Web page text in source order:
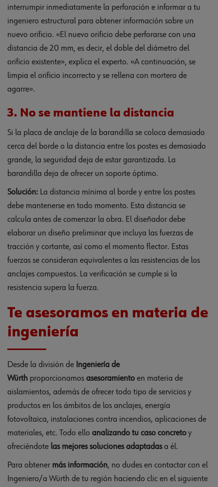
interrumpir inmediatamente la perforación e informar a tu
ingeniero estructural para obtener información sobre un
nuevo orificio. «El nuevo orificio debe perforarse con una
distancia de 20 mm, es decir, el doble del diámetro del
orificio existente», explica el experto. «A continuación, se
limpia el orificio incorrecto y se rellena con mortero de
agarre».
3. No se mantiene la distancia
Si la placa de anclaje de la barandilla se coloca demasiado
cerca del borde o la distancia entre los postes es demasiado
grande, la seguridad deja de estar garantizada. La
barandilla deja de ofrecer un soporte óptimo.
Solución: La distancia mínima al borde y entre los postes
debe mantenerse en todo momento. Esta distancia se
calcula antes de comenzar la obra. El diseñador debe
elaborar un diseño preliminar que incluya las fuerzas de
tracción y cortante, así como el momento flector. Estas
fuerzas se consideran equivalentes a las resistencias de los
anclajes compuestos. La verificación se cumple si la
resistencia supera la fuerza.
Te asesoramos en materia de
ingeniería
Desde la división de Ingeniería de
Würth proporcionamos asesoramiento en materia de
aislamientos, además de ofrecer todo tipo de servicios y
productos en los ámbitos de los anclajes, energía
fotovoltaica, instalaciones contra incendios, aplicaciones de
materiales, etc. Todo ello analizando tu caso concreto y
ofreciéndote las mejores soluciones adaptadasa él.
Para obtener más información, no dudes en contactar con el
Ingeniero/a Würth de tu región haciendo clic en el siguiente